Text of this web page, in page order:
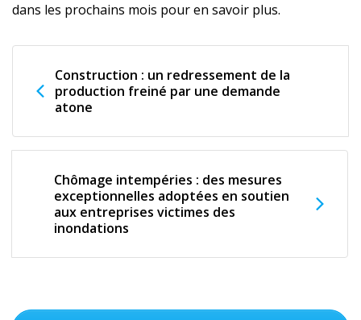
dans les prochains mois pour en savoir plus.
Construction : un redressement de la
production freiné par une demande
atone
Chômage intempéries : des mesures
exceptionnelles adoptées en soutien
aux entreprises victimes des
inondations